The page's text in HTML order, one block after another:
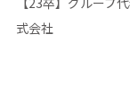
式会社